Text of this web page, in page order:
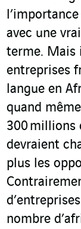
avec une
terme. Mais
entreprises
langue en
quand
300 millions
devraient
plus les
nombre